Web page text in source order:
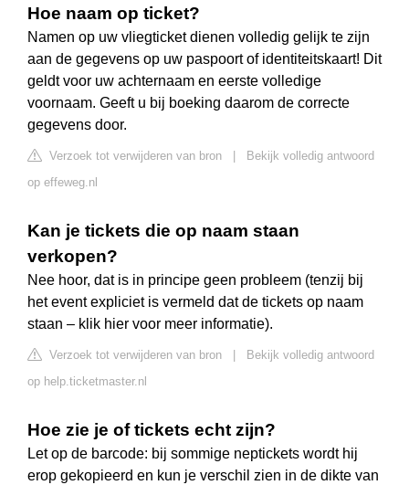
Hoe naam op ticket?
Namen op uw vliegticket dienen volledig gelijk te zijn
aan de gegevens op uw paspoort of identiteitskaart! Dit
geldt voor uw achternaam en eerste volledige
voornaam. Geeft u bij boeking daarom de correcte
gegevens door.
Verzoek tot verwijderen van bron
Bekijk volledig antwoord
op effeweg.nl
Kan je tickets die op naam staan
verkopen?
Nee hoor, dat is in principe geen probleem (tenzij bij
het event expliciet is vermeld dat de tickets op naam
staan – klik hier voor meer informatie).
Verzoek tot verwijderen van bron
Bekijk volledig antwoord
op help.ticketmaster.nl
Hoe zie je of tickets echt zijn?
Let op de barcode: bij sommige neptickets wordt hij
erop gekopieerd en kun je verschil zien in de dikte van